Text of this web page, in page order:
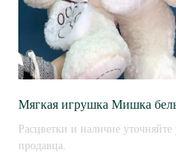
Мягкая игрушка Мишка
Расцветки и наличие уточняйте
продавца.